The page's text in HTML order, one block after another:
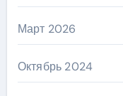
Март 2026
Октябрь 2024